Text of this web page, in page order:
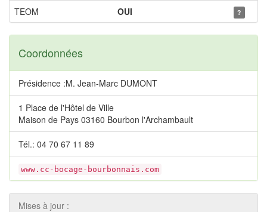
TEOM OUI ?
Coordonnées
Présidence :M. Jean-Marc DUMONT
1 Place de l'Hôtel de Ville
Maison de Pays 03160 Bourbon l'Archambault
Tél.: 04 70 67 11 89
www.cc-bocage-bourbonnais.com
Mises à jour :